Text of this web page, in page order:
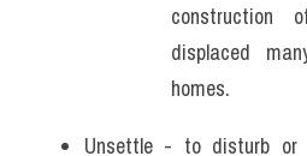
construction
displaced
homes.
Unsettle - to disturb or